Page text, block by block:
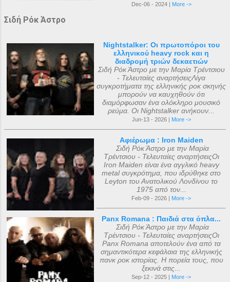
Dec-06 - 2024 | More ->
Σιδή Ρόκ Άστρο
Nightstalker: Οι πρωτοπόροι του
ελληνικού heavy rock και η
διαδρομή τριών δεκαετιών
Σιδή Ρόκ Άστρο με την Μαρία Τρέντσιου
- Τελευταίες αναρτήσειςΛίγα
συγκροτήματα της ελληνικής ροκ σκηνής
μπορούν να καυχηθούν ότι
διαμόρφωσαν ένα ολόκληρο μουσικό
ρεύμα. Οι Nightstalker ανήκουν...
Jun-13 - 2026 | More ->
Αφιέρωμα : Iron Maiden
Σιδή Ρόκ Άστρο με την Μαρία
Τρέντσιου - Τελευταίες αναρτήσειςΟι
Iron Maiden είναι ένα αγγλικό heavy
metal συγκρότημα, που ιδρύθηκε στο
Leyton του Ανατολικού Λονδίνου το
1975 από τον...
Feb-09 - 2026 | More ->
Panx Romana : Παιδιά στα όπλα...
Σιδή Ρόκ Άστρο με την Μαρία
Τρέντσιου - Τελευταίες αναρτήσειςΟι
Panx Romana αποτελούν ένα από τα
σημαντικότερα κεφάλαια της ελληνικής
πανκ ροκ ιστορίας. Η πορεία τους, που
ξεκινά στις...
Sep-12 - 2025 | More ->